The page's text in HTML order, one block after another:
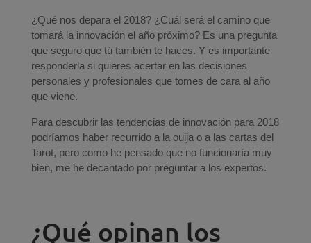
¿Qué nos depara el 2018? ¿Cuál será el camino que
tomará la innovación el año próximo? Es una pregunta
que seguro que tú también te haces. Y es importante
responderla si quieres acertar en las decisiones
personales y profesionales que tomes de cara al año
que viene.
Para descubrir las tendencias de innovación para 2018
podríamos haber recurrido a la ouija o a las cartas del
Tarot, pero como he pensado que no funcionaría muy
bien, me he decantado por preguntar a los expertos.
¿Qué opinan los